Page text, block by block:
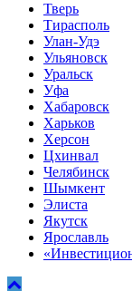
Тверь
Тирасполь
Улан-Удэ
Ульяновск
Уральск
Уфа
Хабаровск
Харьков
Херсон
Цхинвал
Челябинск
Шымкент
Элиста
Якутск
Ярославль